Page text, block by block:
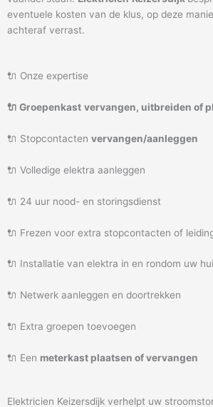
eventuele kosten van de klus, op deze
achteraf verrast.
🔌 Onze expertise
🔌 Groepenkast vervangen, uitbreiden of
🔌 Stopcontacten vervangen/aanleggen
🔌 Volledige elektra aanleggen
🔌 24 uur nood- en storingsdienst
🔌 Frezen voor extra stopcontacten of
🔌 Installatie van elektra in en rondom uw
🔌 Netwerk aanleggen en doortrekken
🔌 Extra groepen toevoegen
🔌 Een meterkast plaatsen of vervangen
Elektricien Keizersdijk verhelpt uw